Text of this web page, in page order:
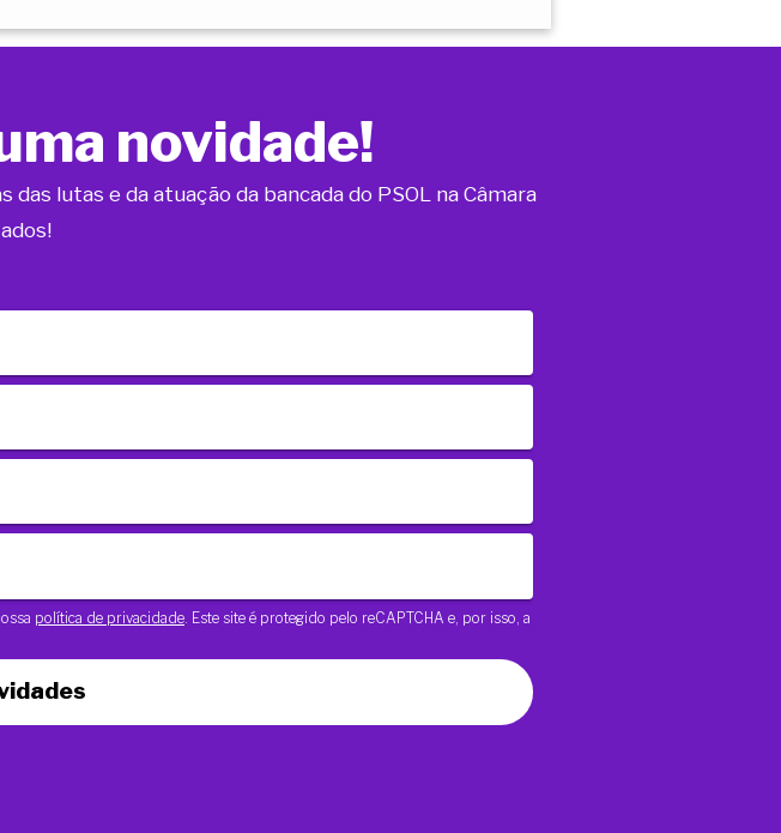
novidade!
lutas e da atuação da bancada do PSOL na Câmara
política de privacidade . Este site é protegido pelo reCAPTCHA e, por isso, a